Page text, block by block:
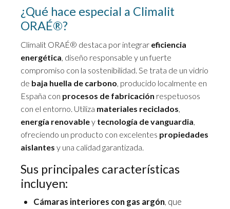
¿Qué hace especial a Climalit
ORAÉ®?
Climalit ORAÉ® destaca por integrar eficiencia
energética, diseño responsable y un fuerte
compromiso con la sostenibilidad. Se trata de un vidrio
de baja huella de carbono, producido localmente en
España con procesos de fabricación respetuosos
con el entorno. Utiliza materiales reciclados,
energía renovabley tecnología de vanguardia,
ofreciendo un producto con excelentes propiedades
aislantes y una calidad garantizada.
Sus principales características
incluyen:
Cámaras interiores con gas argón, que